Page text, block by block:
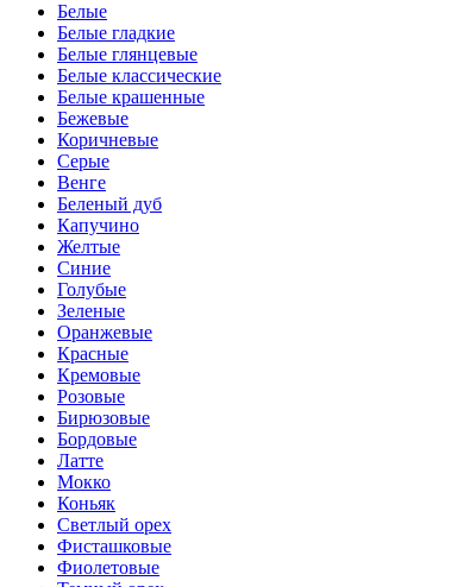
Белые
Белые гладкие
Белые глянцевые
Белые классические
Белые крашенные
Бежевые
Коричневые
Серые
Венге
Беленый дуб
Капучино
Желтые
Синие
Голубые
Зеленые
Оранжевые
Красные
Кремовые
Розовые
Бирюзовые
Бордовые
Латте
Мокко
Коньяк
Светлый орех
Фисташковые
Фиолетовые